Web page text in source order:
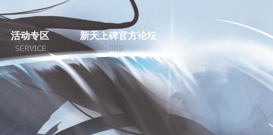
活动专区 新天上碑官方论坛